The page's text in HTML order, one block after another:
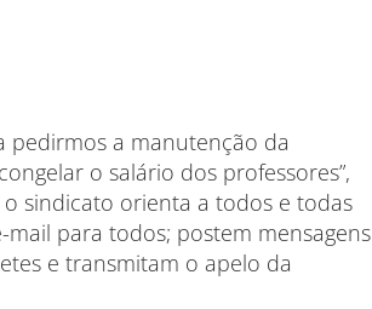
pedirmos a manutenção da
o salário dos professores”,
sindicato orienta a todos e todas
para todos; postem mensagens
e transmitam o apelo da